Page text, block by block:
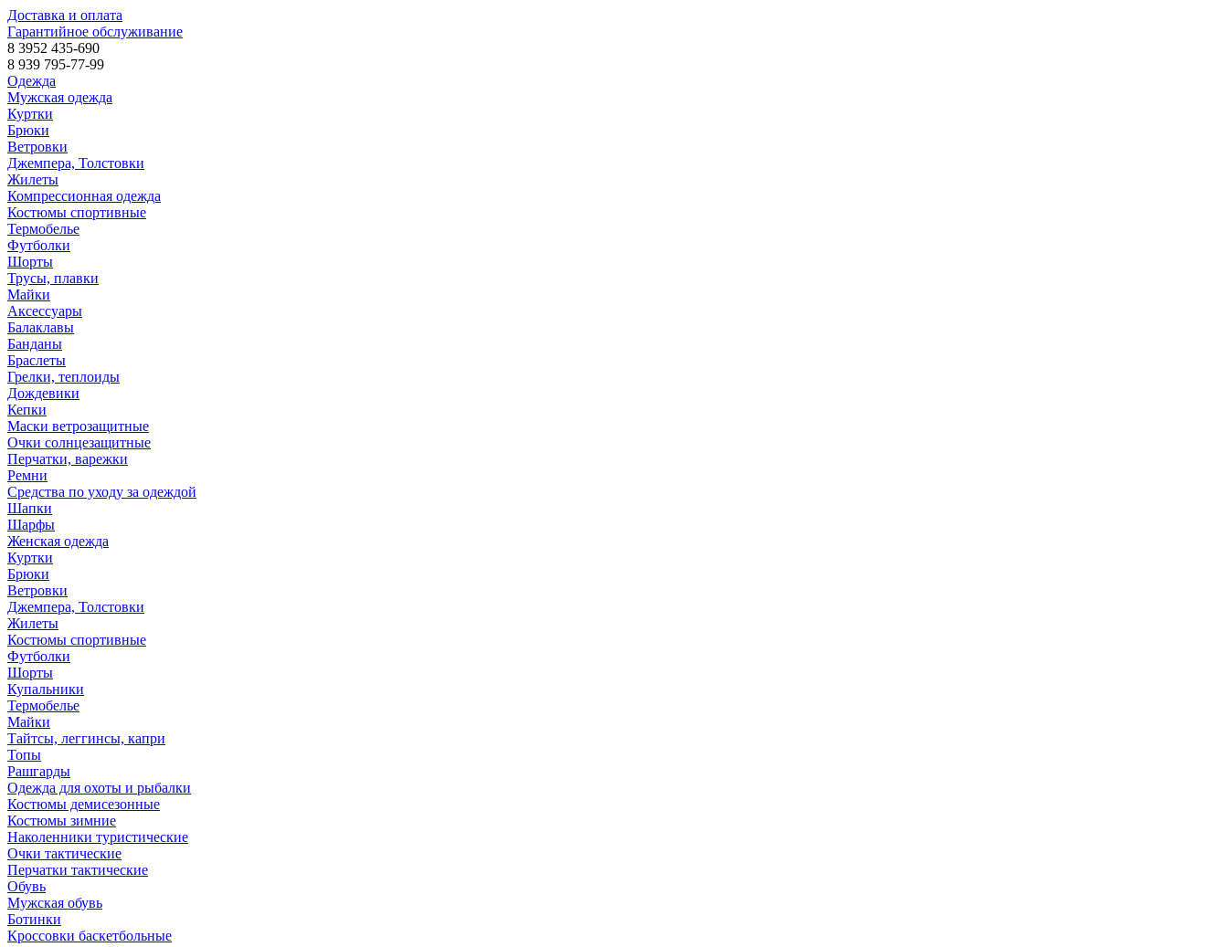
Доставка и оплата
Гарантийное обслуживание
8 3952 435-690
8 939 795-77-99
Одежда
Мужская одежда
Куртки
Брюки
Ветровки
Джемпера, Толстовки
Жилеты
Компрессионная одежда
Костюмы спортивные
Термобелье
Футболки
Шорты
Трусы, плавки
Майки
Аксессуары
Балаклавы
Банданы
Браслеты
Грелки, теплоиды
Дождевики
Кепки
Маски ветрозащитные
Очки солнцезащитные
Перчатки, варежки
Ремни
Средства по уходу за одеждой
Шапки
Шарфы
Женская одежда
Куртки
Брюки
Ветровки
Джемпера, Толстовки
Жилеты
Костюмы спортивные
Футболки
Шорты
Купальники
Термобелье
Майки
Тайтсы, леггинсы, капри
Топы
Рашгарды
Одежда для охоты и рыбалки
Костюмы демисезонные
Костюмы зимние
Наколенники туристические
Очки тактические
Перчатки тактические
Обувь
Мужская обувь
Ботинки
Кроссовки баскетбольные